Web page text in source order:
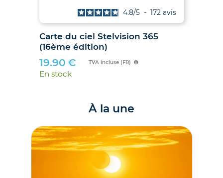
Carte du ciel Stelvision 365
(16ème édition)
4.8/5 - 172 avis
19.90 € TVA incluse (FR)
En stock
À la une